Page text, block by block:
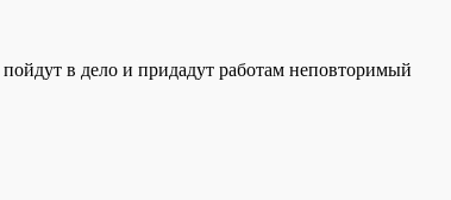
в дело и придадут работам неповторимый